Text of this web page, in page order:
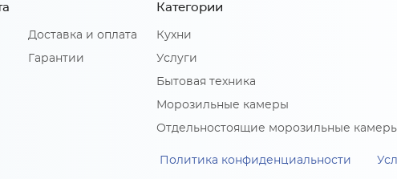
Доставка и оплата
Гарантии
Категории
Кухни
Услуги
Бытовая техника
Морозильные камеры
Отдельностоящие морозильные
Политика конфиденциальности